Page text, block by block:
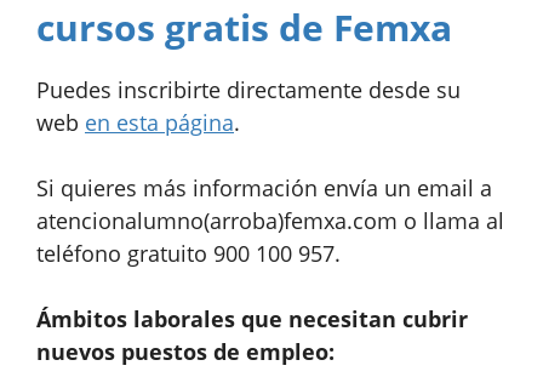
cursos gratis de Femxa
Puedes inscribirte directamente desde su
web en esta página.
Si quieres más información envía un email a
atencionalumno(arroba)femxa.com o llama al
teléfono gratuito 900 100 957.
Ámbitos laborales que necesitan cubrir
nuevos puestos de empleo: